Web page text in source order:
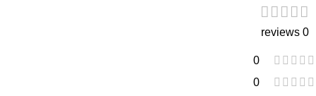
0 reviews
0
0